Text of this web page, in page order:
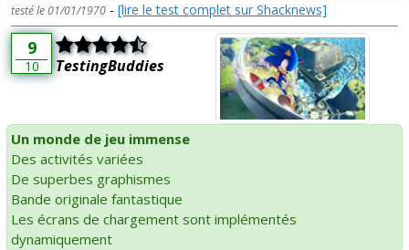
testé le 01/01/1970 - [lire le test complet sur Shacknews]
9
10 TestingBuddies
Un monde de jeu immense
Des activités variées
De superbes graphismes
Bande originale fantastique
Les écrans de chargement sont implémentés
dynamiquement